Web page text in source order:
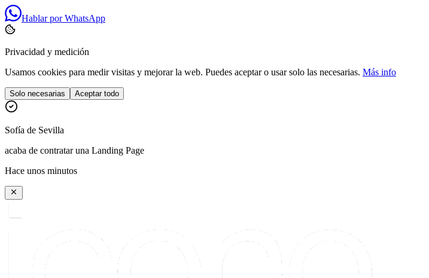
Hablar por WhatsApp
Privacidad y medición
Usamos cookies para medir visitas y mejorar la web. Puedes aceptar o usar solo las necesarias. Más info
Solo necesarias Aceptar todo
Sofía de Sevilla
acaba de contratar una Landing Page
Hace unos minutos